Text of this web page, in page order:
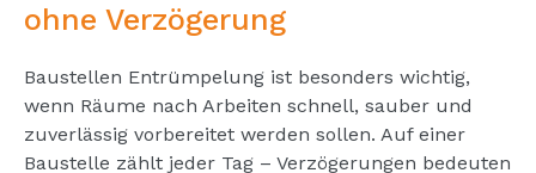
ohne Verzögerung
Baustellen Entrümpelung ist besonders wichtig,
wenn Räume nach Arbeiten schnell, sauber und
zuverlässig vorbereitet werden sollen. Auf einer
Baustelle zählt jeder Tag – Verzögerungen bedeuten